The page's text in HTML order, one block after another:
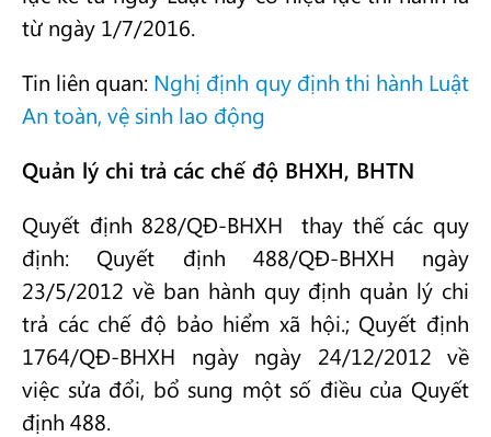
từ ngày 1/7/2016.
Tin liên quan: Nghị định quy định thi hành Luật
An toàn, vệ sinh lao động
Quản lý chi trả các chế độ BHXH, BHTN
Quyết định 828/QĐ-BHXH thay thế các quy
định: Quyết định 488/QĐ-BHXH ngày
23/5/2012 về ban hành quy định quản lý chi
trả các chế độ bảo hiểm xã hội.; Quyết định
1764/QĐ-BHXH ngày ngày 24/12/2012 về
việc sửa đổi, bổ sung một số điều của Quyết
định 488.